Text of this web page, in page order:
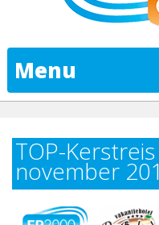
Menu
TOP-
november